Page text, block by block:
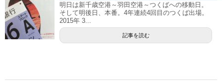
明日は新千歳空港～羽田空港～つくばへの移動日。
そして明後日、本番。4年連続4回目のつくば出場。
2015年 3...
記事を読む